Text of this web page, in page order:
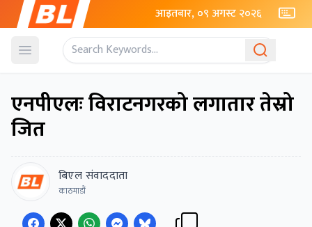
आइतबार, ०९ अगस्ट २०२६
Open menu
एनपीएलः विराटनगरको लगातार तेस्रो
जित
बिएल संवाददाता
काठमाडौं